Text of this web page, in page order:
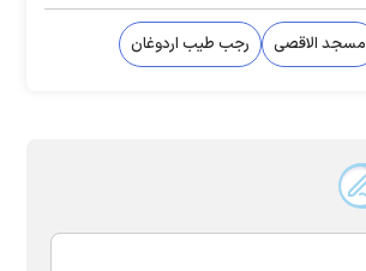
مسجد الاقصی رجب طیب اردوغان